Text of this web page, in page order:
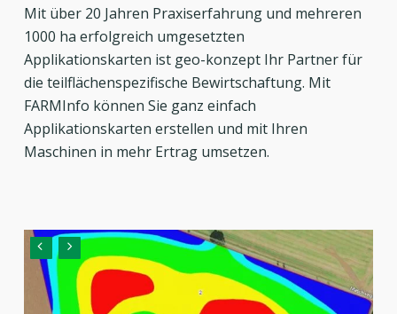
Mit über 20 Jahren Praxiserfahrung und mehreren
1000 ha erfolgreich umgesetzten
Applikationskarten ist geo-konzept Ihr Partner für
die teilflächenspezifische Bewirtschaftung. Mit
FARMInfo können Sie ganz einfach
Applikationskarten erstellen und mit Ihren
Maschinen in mehr Ertrag umsetzen.